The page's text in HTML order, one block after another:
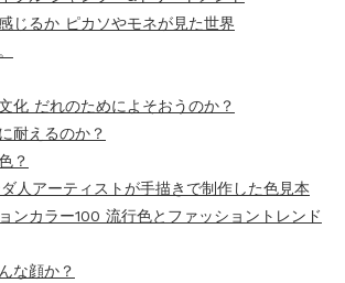
じるか ピカソやモネが見た世界
化 だれのためによそおうのか？
耐えるのか？
？
人アーティストが手描きで制作した色見本
ンカラー100 流行色とファッショントレンド
な顔か？